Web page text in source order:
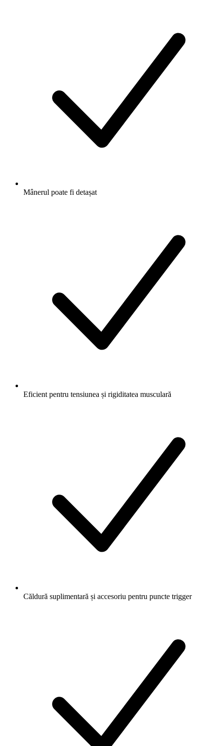
Mânerul poate fi detașat
Eficient pentru tensiunea și rigiditatea musculară
Căldură suplimentară și accesoriu pentru puncte trigger